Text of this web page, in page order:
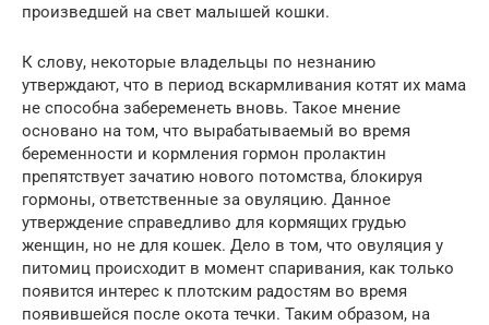
произведшей на свет малышей кошки.
К слову, некоторые владельцы по незнанию
утверждают, что в период вскармливания котят их мама
не способна забеременеть вновь. Такое мнение
основано на том, что вырабатываемый во время
беременности и кормления гормон пролактин
препятствует зачатию нового потомства, блокируя
гормоны, ответственные за овуляцию. Данное
утверждение справедливо для кормящих грудью
женщин, но не для кошек. Дело в том, что овуляция у
питомиц происходит в момент спаривания, как только
появится интерес к плотским радостям во время
появившейся после окота течки. Таким образом, на